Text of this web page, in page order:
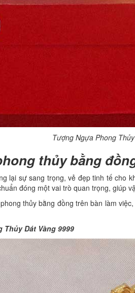
Tượng Ngựa Phong
thủy bằng
lại sự sang trọng, vẻ đẹp tinh tế cho
đóng một vai trò quan trọng, giúp
thủy bằng đồng trên bàn làm
Dát Vàng 9999